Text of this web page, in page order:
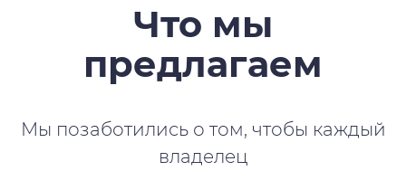
Что мы
предлагаем
Мы позаботились о том, чтобы каждый
владелец